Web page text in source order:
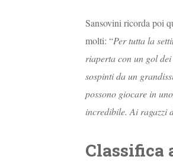
Sansovini ricorda poi
molti: “Per tutta la
riaperta con un gol
sospinti da un
possono giocare in
incredibile. Ai ragazzi
Classifica